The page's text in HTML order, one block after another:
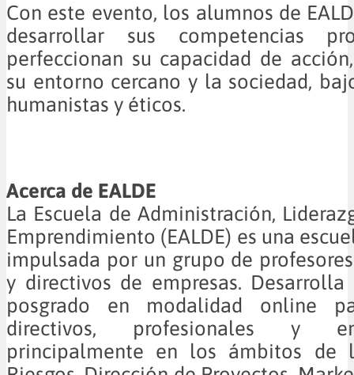
Con este evento, los alumnos de
desarrollar sus competencias
perfeccionan su capacidad de
su entorno cercano y la sociedad,
humanistas y éticos.
Acerca de EALDE
La Escuela de Administración,
Emprendimiento (EALDE) es una
impulsada por un grupo de
y directivos de empresas. Desarrolla
posgrado en modalidad online
directivos, profesionales y
principalmente en los ámbitos de